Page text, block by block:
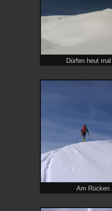
Dürfen heut
Am Rücken